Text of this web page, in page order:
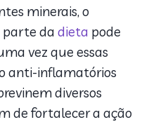
minerais, o
parte dadieta pode
vez que essas
anti-inflamatórios
diversos
de fortalecer a ação